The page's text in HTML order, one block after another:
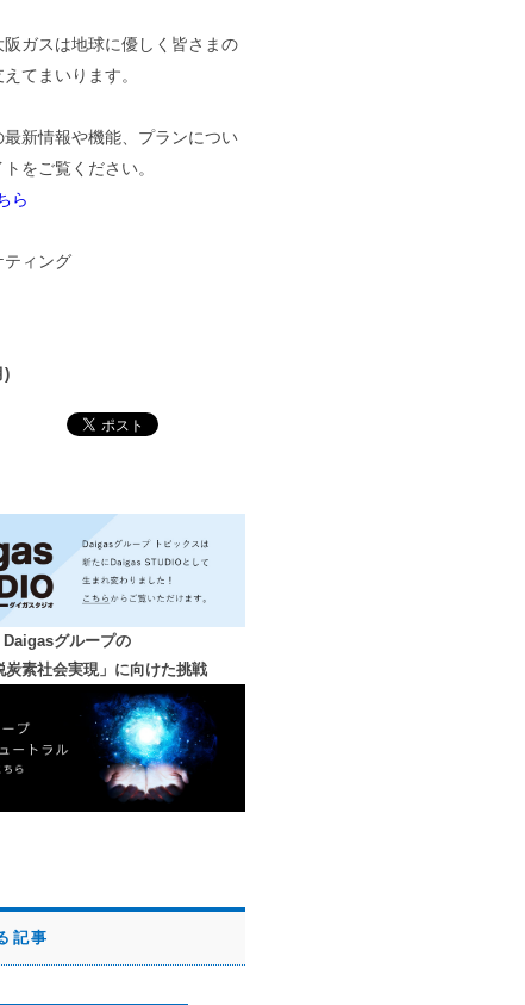
阪ガスは地球に優しく皆さまの
てまいります。
最新情報や機能、プランについ
をご覧ください。
ら
ティング
)
Daigasグループの
炭素社会実現」に向けた挑戦
記事